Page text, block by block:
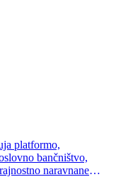
platformo,
bančništvo,
naravnane